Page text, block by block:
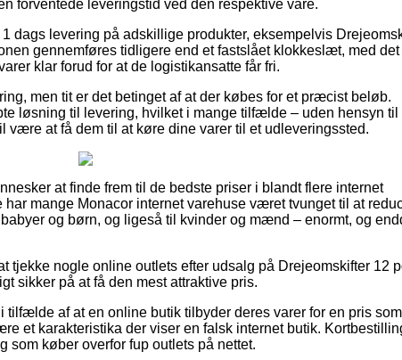
forventede leveringstid ved den respektive vare.
dags levering på adskillige produkter, eksempelvis
gennemføres tidligere end et fastslået klokkeslæt, med det
klar forud for at de logistikansatte får fri.
men tit er det betinget af at der købes for et præcist beløb.
løsning til levering, hvilket i mange tilfælde – uden hensyn til
at få dem til at køre dine varer til et udleveringssted.
at finde frem til de bedste priser i blandt flere internet
mange Monacor internet varehuse været tvunget til at
og børn, og ligeså til kvinder og mænd – enormt, og
tjekke nogle online outlets efter udsalg på Drejeomskifter 12
sikker på at få den mest attraktive pris.
af at en online butik tilbyder deres varer for en pris
et karakteristika der viser en falsk internet butik.
som køber overfor fup outlets på nettet.